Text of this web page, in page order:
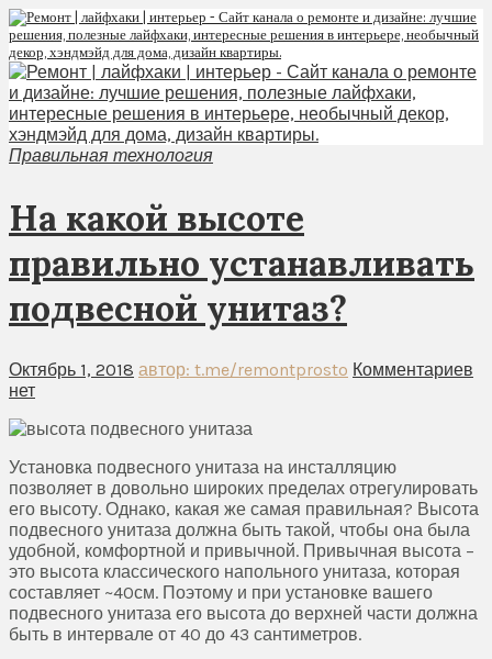
Правильная технология
На какой высоте
правильно устанавливать
подвесной унитаз?
Октябрь 1, 2018 автор: t.me/remontprosto Комментариев
нет
Установка подвесного унитаза на инсталляцию
позволяет в довольно широких пределах отрегулировать
его высоту. Однако, какая же самая правильная? Высота
подвесного унитаза должна быть такой, чтобы она была
удобной, комфортной и привычной. Привычная высота –
это высота классического напольного унитаза, которая
составляет ~40см. Поэтому и при установке вашего
подвесного унитаза его высота до верхней части должна
быть в интервале от 40 до 43 сантиметров.